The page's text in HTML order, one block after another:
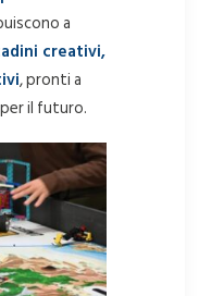
a
creativi,
, pronti a
il futuro.